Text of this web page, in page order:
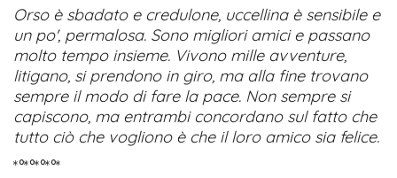
Orso è sbadato e credulone, uccellina è sensibile e
un po', permalosa. Sono migliori amici e passano
molto tempo insieme. Vivono mille avventure,
litigano, si prendono in giro, ma alla fine trovano
sempre il modo di fare la pace. Non sempre si
capiscono, ma entrambi concordano sul fatto che
tutto ciò che vogliono è che il loro amico sia felice.
*°*°*°*°*